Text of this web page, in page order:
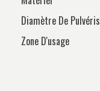
Diamètre De
Zone D'usage